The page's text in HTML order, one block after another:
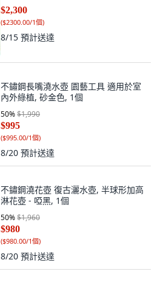
$2,300
($2300.00/1個)
8/15 預計送達
不鏽鋼長嘴澆水壺 園藝工具 適用於室
內外綠植, 砂金色, 1個
50%$1,990
$995
($995.00/1個)
8/20 預計送達
不鏽鋼澆花壺 復古灑水壺, 半球形加高
淋花壺 - 啞黑, 1個
50%$1,960
$980
($980.00/1個)
8/20 預計送達